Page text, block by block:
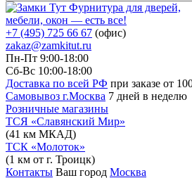
Фурнитура для дверей,
мебели, окон — есть все!
+7 (495) 725 66 67 (офис)
zakaz@zamkitut.ru
Пн-Пт 9:00-18:00
Сб-Вс 10:00-18:00
Доставка по всей РФ при заказе от
Самовывоз г.Москва 7 дней в неделю
Розничные магазины
ТСЯ «Славянский Мир»
(41 км МКАД)
ТСК «Молоток»
(1 км от г. Троицк)
Контакты Ваш город Москва